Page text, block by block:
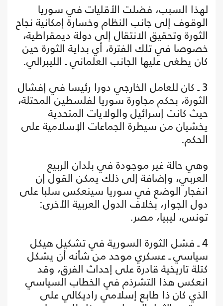
لهذا السبب، فضلت الأقليات في سوريا
الوقوف إلى جانب النظام وخسارة إمكانية نجاح
الثورة وتحقيق الانتقال إلى دولة ديمقراطية،
خصوصا في تلك الفترة، أي بداية الثورة حين
كان يطغى عليها الجانب العلماني ـ الليبرالي.
3 ـ كان للعامل الخارجي دورا رئيسا في إفشال
الثورة، بحكم مجاورة سوريا لفلسطين المحتلة،
حيث كانت إسرائيل والولايات المتحدية
يخشيان من سيطرة الجماعات الإسلامية على
الحكم.
وهي حالة غير موجودة في بلدان الربيع
العربي، وإضافة إلى ذلك يمكن القول إن
انفجار الوضع في سوريا سينعكس سلبا على
دول الجوار، بخلاف الدول العربية الأخرى:
تونس، ليبيا، مصر.
4 ـ فشل الثورة السورية في تشكيل هيكل
سياسي ـ عسكري موحد من شأنه أن يشكل
كتلة تاريخية قادرة على إحداث الفرق، وقد
انعكس هذا التشرذم في الخطاب السياسي
الذي كان ذا طابع إسلامي راديكالي على